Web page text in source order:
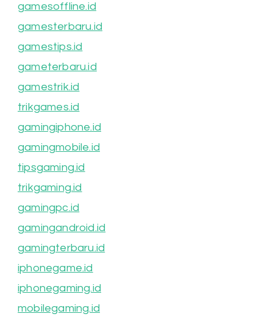
gamesoffline.id
gamesterbaru.id
gamestips.id
gameterbaru.id
gamestrik.id
trikgames.id
gamingiphone.id
gamingmobile.id
tipsgaming.id
trikgaming.id
gamingpc.id
gamingandroid.id
gamingterbaru.id
iphonegame.id
iphonegaming.id
mobilegaming.id